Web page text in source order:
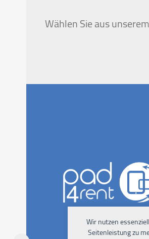
Wir nutzen
Seitenleistung zu
first
slideWählen Sie aus